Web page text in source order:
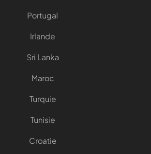
Portugal
Irlande
Sri Lanka
Maroc
Turquie
Tunisie
Croatie